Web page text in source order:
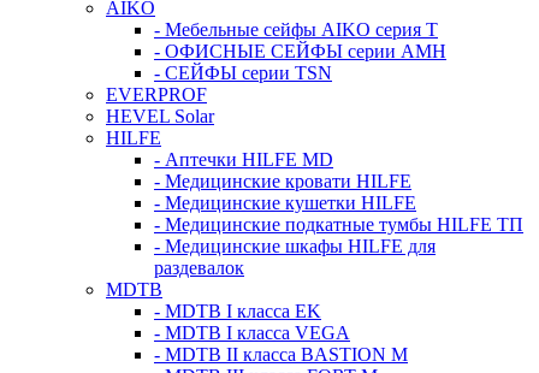
AIKO
- Мебельные сейфы AIKO серия Т
- ОФИСНЫЕ СЕЙФЫ серии AMH
- СЕЙФЫ серии TSN
EVERPROF
HEVEL Solar
HILFE
- Аптечки HILFE MD
- Медицинские кровати HILFE
- Медицинские кушетки HILFE
- Медицинские подкатные тумбы HILFE ТП
- Медицинские шкафы HILFE для
раздевалок
MDTB
- MDTB I класса EK
- MDTB I класса VEGA
- MDTB II класса BASTION M